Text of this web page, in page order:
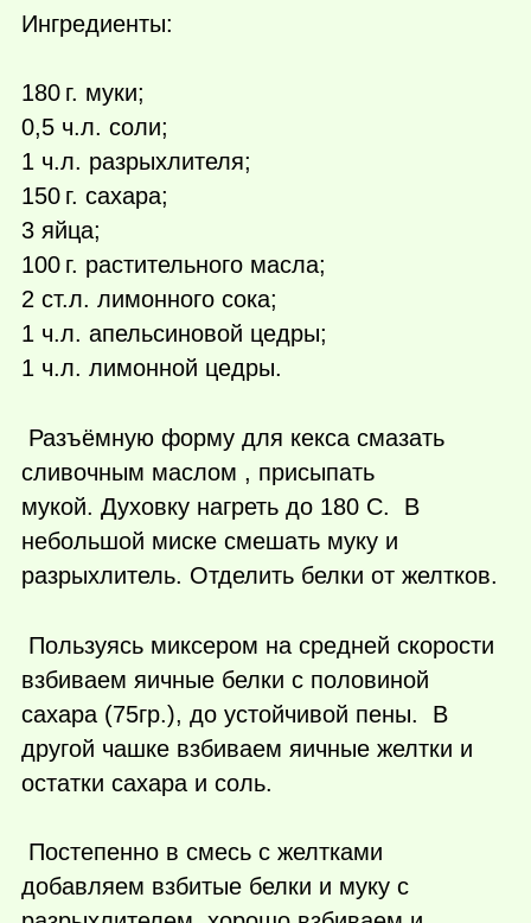
Ингредиенты:
180 г. муки;
0,5 ч.л. соли;
1 ч.л. разрыхлителя;
150 г. сахара;
3 яйца;
100 г. растительного масла;
2 ст.л. лимонного сока;
1 ч.л. апельсиновой цедры;
1 ч.л. лимонной цедры.
Разъёмную форму для кекса смазать
сливочным маслом , присыпать
мукой. Духовку нагреть до 180 С. В
небольшой миске смешать муку и
разрыхлитель. Отделить белки от желтков.
Пользуясь миксером на средней скорости
взбиваем яичные белки с половиной
сахара (75гр.), до устойчивой пены. В
другой чашке взбиваем яичные желтки и
остатки сахара и соль.
Постепенно в смесь с желтками
добавляем взбитые белки и муку с